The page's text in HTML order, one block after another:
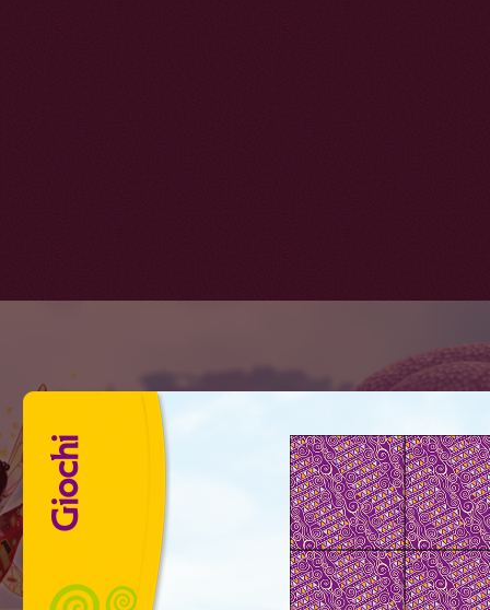
Giochi